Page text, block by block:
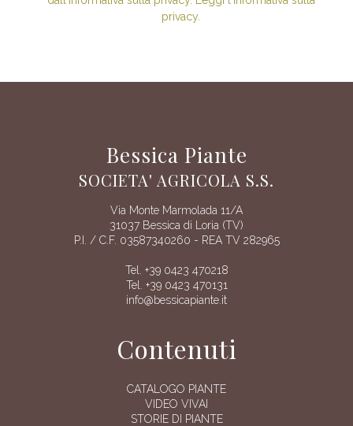
privacy.
Bessica Piante
SOCIETA' AGRICOLA S.S.
Via Monte Marmolada 11/A
31037 Bessica di Loria (TV)
P.I. / C.F. 03587340260 - REA TV 282965
Tel. +39 0423 470218
Tel. +39 0423 470131
info@bessicapiante.it
Contenuti
CATALOGO PIANTE
VIDEO VIVAI
STORIE DI PIANTE